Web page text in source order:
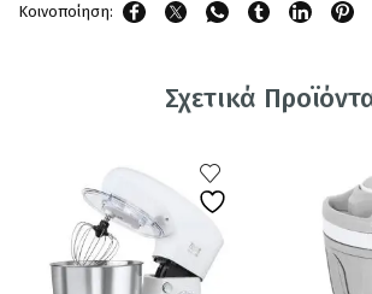
Κοινοποίηση:
Σχετικά